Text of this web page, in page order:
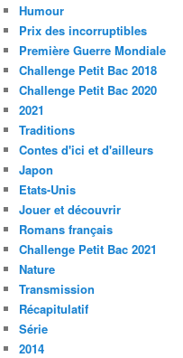
Humour
Prix des incorruptibles
Première Guerre Mondiale
Challenge Petit Bac 2018
Challenge Petit Bac 2020
2021
Traditions
Contes d'ici et d'ailleurs
Japon
Etats-Unis
Jouer et découvrir
Romans français
Challenge Petit Bac 2021
Nature
Transmission
Récapitulatif
Série
2014